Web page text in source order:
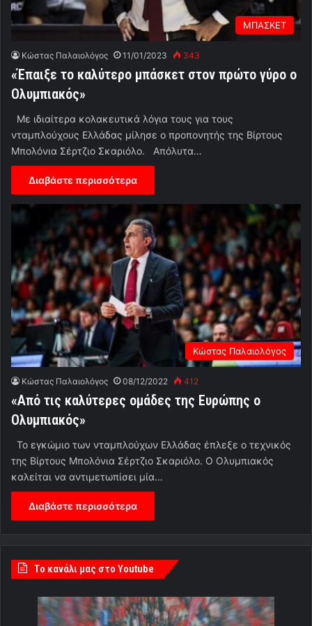
ΜΠΑΣΚΕΤ
Κώστας Παλαιολόγος 11/01/2023 343
«Έπαιξε το καλύτερο μπάσκετ στον πρώτο γύρο ο
Ολυμπιακός»
Με ιδιαίτερα κολακευτικά λόγια τους για τους
νταμπλούχους Ελλάδας μίλησε ο προπονητής της Βίρτους
Μπολόνια Σέρτζιο Σκαριόλο. Απόλυτα…
Διαβάστε περισσότερα
Κώστας Παλαιολόγος
Κώστας Παλαιολόγος 08/12/2022 412
«Από τις καλύτερες ομάδες της Ευρώπης ο
Ολυμπιακός»
Το εγκώμιο των νταμπλούχων Ελλάδας έπλεξε ο τεχνικός
της Βίρτους Μπολόνια Σέρτζιο Σκαριόλο. Ο Ολυμπιακός
καλείται να αντιμετωπίσει μία…
Διαβάστε περισσότερα
Tο κανάλι μας στο Youtube